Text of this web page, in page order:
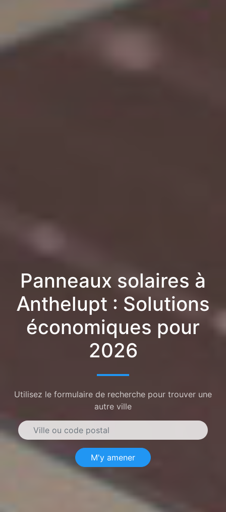
Panneaux solaires à
Anthelupt : Solutions
économiques pour
2026
Utilisez le formulaire de recherche pour trouver une
autre ville
M'y amener